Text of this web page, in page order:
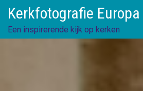
content
Kerkfotografie Europa
Een inspirerende kijk op kerken